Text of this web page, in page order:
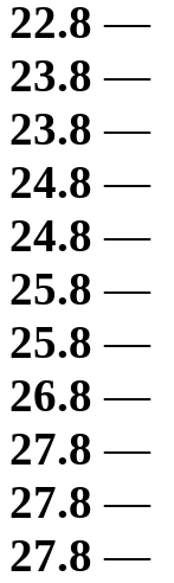
22.8 —
23.8 —
23.8 —
24.8 —
24.8 —
25.8 —
25.8 —
26.8 —
27.8 —
27.8 —
27.8 —